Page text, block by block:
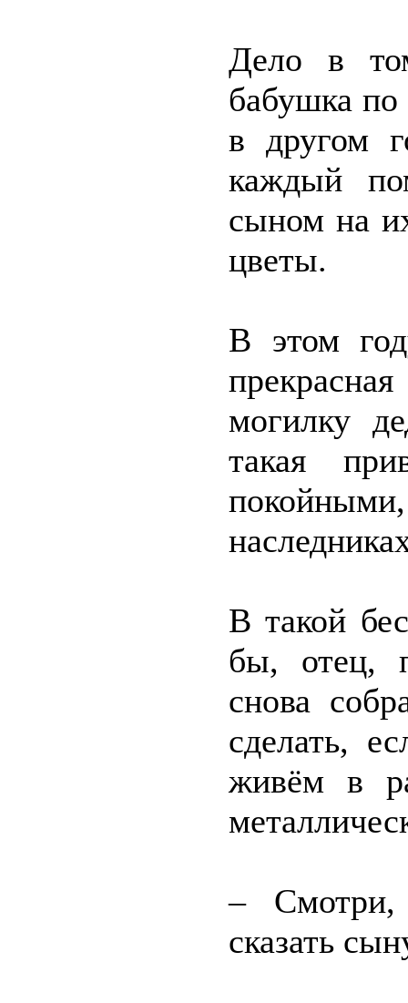
Дело в
бабушка
в другом
каждый
сыном на
цветы.
В этом
могилку
такая
покойными,
В такой
бы, отец,
снова
сделать,
живём в
–
сказать